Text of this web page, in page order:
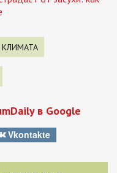
в Google
Vkontakte